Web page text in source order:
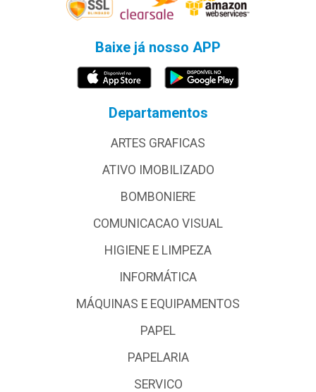
Baixe já nosso APP
Departamentos
ARTES GRAFICAS
ATIVO IMOBILIZADO
BOMBONIERE
COMUNICACAO VISUAL
HIGIENE E LIMPEZA
INFORMÁTICA
MÁQUINAS E EQUIPAMENTOS
PAPEL
PAPELARIA
SERVICO